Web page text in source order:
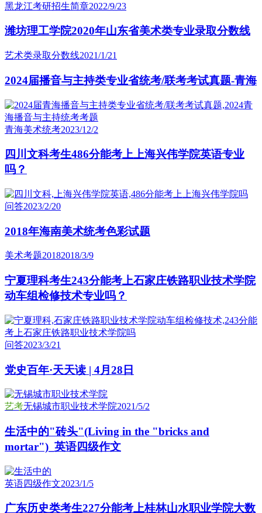
黑龙江考研招生简章2022/9/23
潍坊理工学院2020年山东省美术类专业录取分数线
艺术类录取分数线2021/1/21
2024届播音与主持类专业省统考/联考考试真题-青海
青海美术统考2023/12/2
四川文科考生486分能考上上海兴伟学院英语专业
吗？
问答2023/2/20
2018年海南美术统考色彩试题
美术考题20182018/3/9
宁夏理科考生243分能考上石家庄铁路职业技术学院
动车组检修技术专业吗？
问答2023/3/21
党史百年·天天读 | 4月28日
艺考无锡城市职业技术学院2021/5/2
生活中的"砖头"(Living in the "bricks and
mortar")_英语四级作文
英语四级作文2023/1/5
广东历史类考生227分能考上桂林山水职业学院大数